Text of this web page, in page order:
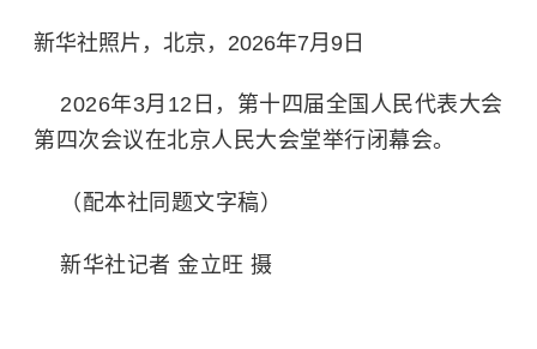
新华社照片，北京，2026年7月9日
2026年3月12日，第十四届全国人民代表大会
第四次会议在北京人民大会堂举行闭幕会。
（配本社同题文字稿）
新华社记者 金立旺 摄